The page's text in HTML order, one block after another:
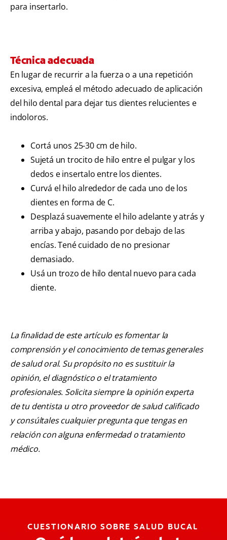
para insertarlo.
Técnica adecuada
En lugar de recurrir a la fuerza o a una repetición
excesiva, empleá el método adecuado de aplicación
del hilo dental para dejar tus dientes relucientes e
indoloros.
Cortá unos 25-30 cm de hilo.
Sujetá un trocito de hilo entre el pulgar y los
dedos e insertalo entre los dientes.
Curvá el hilo alrededor de cada uno de los
dientes en forma de C.
Desplazá suavemente el hilo adelante y atrás y
arriba y abajo, pasando por debajo de las
encías. Tené cuidado de no presionar
demasiado.
Usá un trozo de hilo dental nuevo para cada
diente.
La finalidad de este artículo es fomentar la
comprensión y el conocimiento de temas generales
de salud oral. Su propósito no es sustituir la
opinión, el diagnóstico o el tratamiento
profesionales. Solicita siempre la opinión experta
de tu dentista u otro proveedor de salud calificado
y consúltales cualquier pregunta que tengas en
relación con alguna enfermedad o tratamiento
médico.
CUESTIONARIO SOBRE SALUD BUCAL